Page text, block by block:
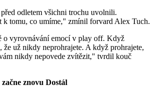
odletem všichni trochu uvolnili.
k tomu, co umíme," zmínil forvard Alex Tuch.
o vyrovnávání emocí v play off. Když
že už nikdy neprohrajete. A když prohrajete,
nikdy nepovede zvítězit," tvrdil kouč
znovu Dostál